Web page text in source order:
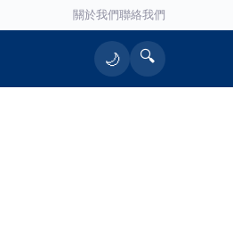
關於我們聯絡我們
🌙 🔍